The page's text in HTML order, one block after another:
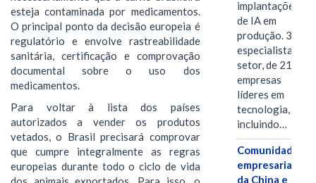
esteja contaminada por medicamentos.
O principal ponto da decisão europeia é
regulatório e envolve rastreabilidade
sanitária, certificação e comprovação
documental sobre o uso dos
medicamentos.
Para voltar à lista dos países
autorizados a vender os produtos
vetados, o Brasil precisará comprovar
que cumpre integralmente as regras
europeias durante todo o ciclo de vida
implantações
de IA em
produção. 38
especialistas do
setor, de 21
empresas
líderes em
tecnologia,
incluindo…
Comunidades
empresariais
da China e